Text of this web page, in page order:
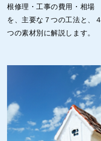
根修理・工事の費用・相場
を、主要な７つの工法と、４
つの素材別に解説します。